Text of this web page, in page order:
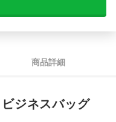
商品詳細
ジネスバッグ